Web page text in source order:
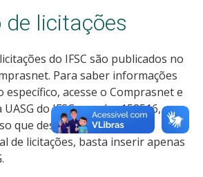
de licitações
do IFSC são publicados no
Para saber informações
acesse o Comprasnet e
do IFSC, que é o 158516, e o
que deseja consultar. Para
de licitações, basta inserir apenas